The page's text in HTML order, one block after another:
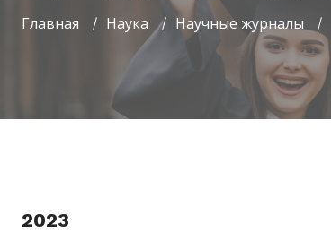
Главная Наука Научные журналы
2023